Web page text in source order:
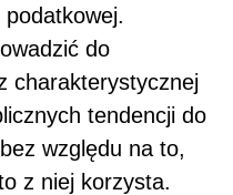
do
charakterystycznej
tendencji do
względu na to,
z niej korzysta.